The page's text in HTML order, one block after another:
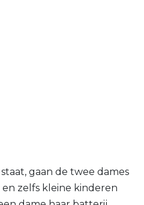
gaan de twee dames
en zelfs kleine kinderen